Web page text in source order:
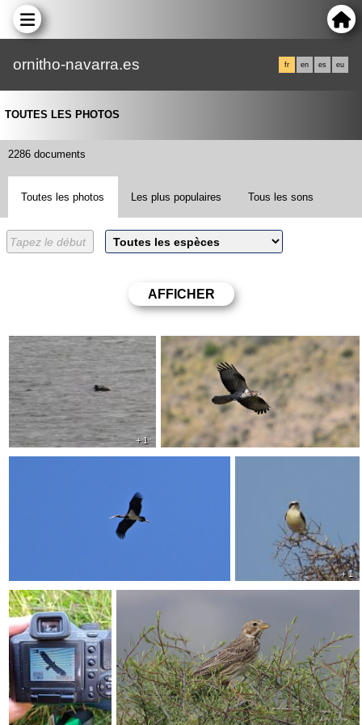
ornitho-navarra.es fr en es eu
TOUTES LES PHOTOS
2286 documents
Toutes les photos Les plus populaires Tous les sons
+ 1
+ 1